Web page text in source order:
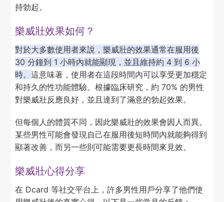
持勃起。
樂威壯效果如何？
對於大多數使用者來說，樂威壯的效果通常在服用後
30 分鐘到 1 小時內就能顯現，並且維持約 4 到 6 小
時。這意味著，使用者在這段時間內可以享受更加穩定
和持久的性功能體驗。根據臨床研究，約 70% 的男性
對樂威壯反應良好，並且達到了滿意的勃起效果。
但每個人的體質不同，因此樂威壯的效果會因人而異。
某些男性可能會發現自己在服用後短時間內就能夠得到
顯著改善，而另一些則可能需要更長時間來見效。
樂威壯心得分享
在 Dcard 等社交平台上，許多男性用戶分享了他們使